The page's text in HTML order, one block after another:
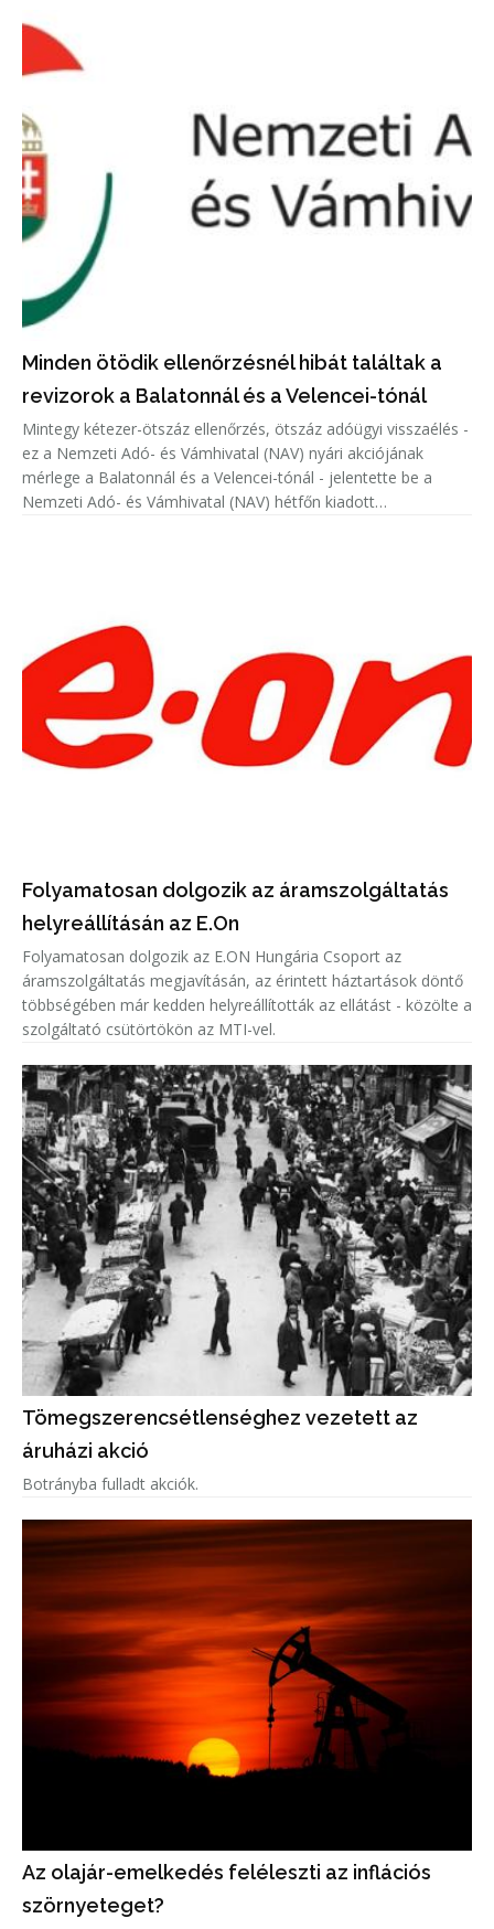
Minden ötödik ellenőrzésnél hibát találtak a
revizorok a Balatonnál és a Velencei-tónál
Mintegy kétezer-ötszáz ellenőrzés, ötszáz adóügyi visszaélés -
ez a Nemzeti Adó- és Vámhivatal (NAV) nyári akciójának
mérlege a Balatonnál és a Velencei-tónál - jelentette be a
Nemzeti Adó- és Vámhivatal (NAV) hétfőn kiadott
Folyamatosan dolgozik az áramszolgáltatás
helyreállításán az E.On
Folyamatosan dolgozik az E.ON Hungária Csoport az
áramszolgáltatás megjavításán, az érintett háztartások döntő
többségében már kedden helyreállították az ellátást - közölte a
szolgáltató csütörtökön az MTI-vel.
Tömegszerencsétlenséghez vezetett az
áruházi akció
Botrányba fulladt akciók.
Az olajár-emelkedés feléleszti az inflációs
szörnyeteget?